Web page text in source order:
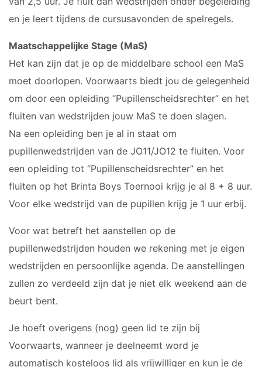
JO10-5
JO10-7
JO10-8JM
JO11-1
JO11-2
JO11-3JM
JO11-4 JM
JO12-1
JO12-3
JO12-4JM
JO12-5JM
JO13-1
JO13-2
JO13-3
ZAAL
HEREN
en je leert tijdens de cursusavonden de spelregels.
Maatschappelijke Stage (MaS)
Het kan zijn dat je op de middelbare school een MaS
moet doorlopen. Voorwaarts biedt jou de gelegenheid
om door een opleiding “Pupillenscheidsrechter” en het
fluiten van wedstrijden jouw MaS te doen slagen.
Na een opleiding ben je al in staat om
pupillenwedstrijden van de JO11/JO12 te fluiten. Voor
een opleiding tot “Pupillenscheidsrechter” en het
fluiten op het Brinta Boys Toernooi krijg je al 8 + 8 uur.
Voor elke wedstrijd van de pupillen krijg je 1 uur erbij.
Voor wat betreft het aanstellen op de
pupillenwedstrijden houden we rekening met je eigen
wedstrijden en persoonlijke agenda. De aanstellingen
zullen zo verdeeld zijn dat je niet elk weekend aan de
beurt bent.
Je hoeft overigens (nog) geen lid te zijn bij
Voorwaarts, wanneer je deelneemt word je
automatisch kosteloos lid als vrijwilliger en kun je de